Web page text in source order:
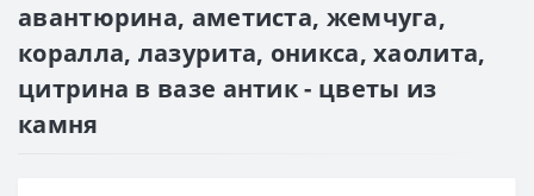
авантюрина, аметиста, жемчуга,
коралла, лазурита, оникса, хаолита,
цитрина в вазе антик - цветы из
камня